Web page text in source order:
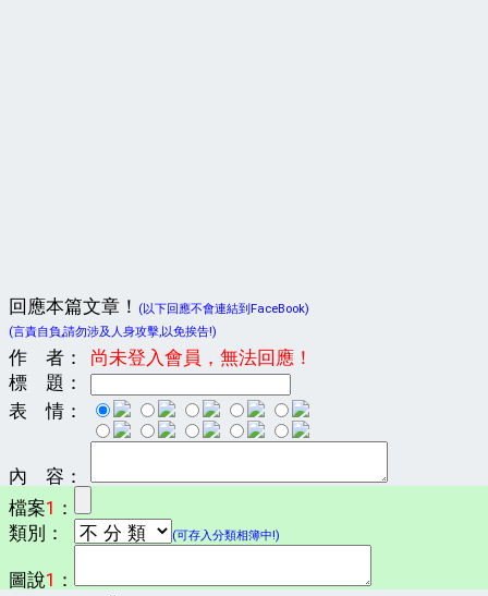
回應本篇文章！
(以下回應不會連結到FaceBook)
(言責自負,請勿涉及人身攻擊,以免挨告!)
作 者：
尚未登入會員，無法回應！
標 題：
表 情：
內 容：
檔案1 ：
類別：
(可存入分類相簿中!)
圖說1 ：